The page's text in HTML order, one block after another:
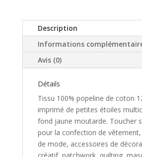
Description
Informations
Avis (0)
Détails
Tissu 100% popeline de coton
imprimé de petites étoiles
fond jaune moutarde. Toucher
pour la confection de
de mode, accessoires de
créatif, patchwork, quilting,